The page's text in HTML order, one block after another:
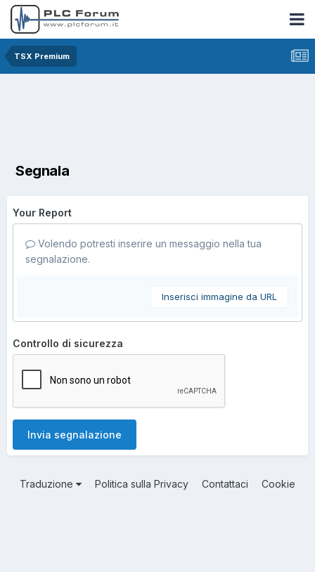
TSX Premium
Segnala
Your Report
Volendo potresti inserire un messaggio nella tua
segnalazione.
Inserisci immagine da URL
Controllo di sicurezza
Invia segnalazione
Traduzione Politica sulla Privacy Contattaci Cookie